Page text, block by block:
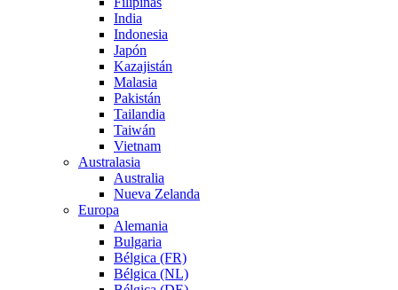
India
Indonesia
Japón
Kazajistán
Malasia
Pakistán
Tailandia
Taiwán
Vietnam
Australasia
Australia
Nueva Zelanda
Europa
Alemania
Bulgaria
Bélgica (FR)
Bélgica (NL)